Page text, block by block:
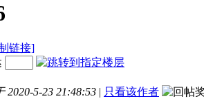
链接]
2020-5-23 21:48:53 | 只看该作者